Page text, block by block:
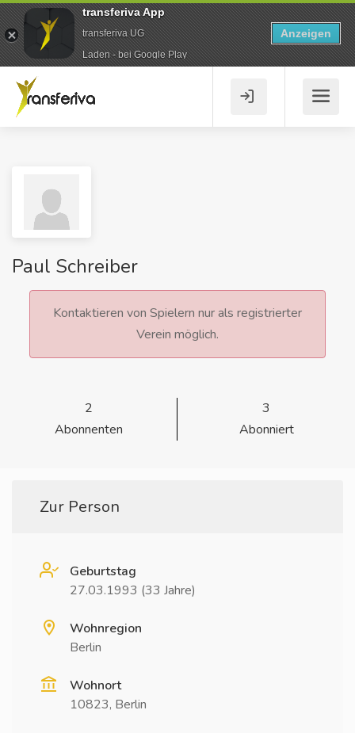
Paul Schreiber
Kontaktieren von Spielern nur als registrierter
Verein möglich.
2
Abonnenten
3
Abonniert
Zur Person
Geburtstag
27.03.1993 (33 Jahre)
Wohnregion
Berlin
Wohnort
10823, Berlin
transferiva App
transferiva UG
Laden - bei Google Play
Anzeigen